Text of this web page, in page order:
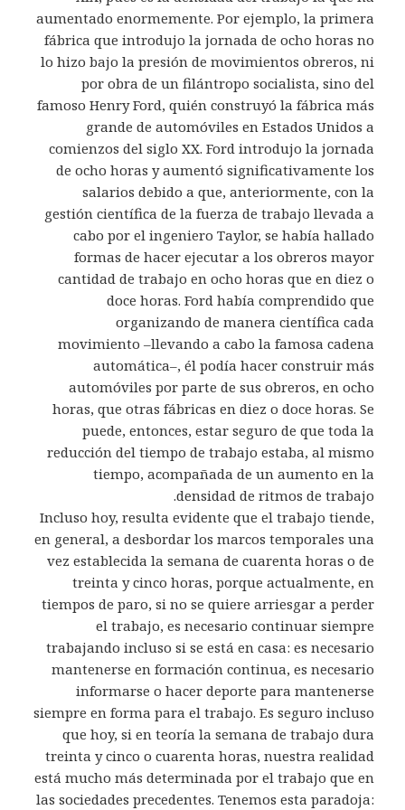
aumentado enormemente. Por ejemplo, la primera
fábrica que introdujo la jornada de ocho horas no
lo hizo bajo la presión de movimientos obreros, ni
por obra de un filántropo socialista, sino del
famoso Henry Ford, quién construyó la fábrica más
grande de automóviles en Estados Unidos a
comienzos del siglo XX. Ford introdujo la jornada
de ocho horas y aumentó significativamente los
salarios debido a que, anteriormente, con la
gestión científica de la fuerza de trabajo llevada a
cabo por el ingeniero Taylor, se había hallado
formas de hacer ejecutar a los obreros mayor
cantidad de trabajo en ocho horas que en diez o
doce horas. Ford había comprendido que
organizando de manera científica cada
movimiento –llevando a cabo la famosa cadena
automática–, él podía hacer construir más
automóviles por parte de sus obreros, en ocho
horas, que otras fábricas en diez o doce horas. Se
puede, entonces, estar seguro de que toda la
reducción del tiempo de trabajo estaba, al mismo
tiempo, acompañada de un aumento en la
densidad de ritmos de trabajo.
Incluso hoy, resulta evidente que el trabajo tiende,
en general, a desbordar los marcos temporales una
vez establecida la semana de cuarenta horas o de
treinta y cinco horas, porque actualmente, en
tiempos de paro, si no se quiere arriesgar a perder
el trabajo, es necesario continuar siempre
trabajando incluso si se está en casa: es necesario
mantenerse en formación continua, es necesario
informarse o hacer deporte para mantenerse
siempre en forma para el trabajo. Es seguro incluso
que hoy, si en teoría la semana de trabajo dura
treinta y cinco o cuarenta horas, nuestra realidad
está mucho más determinada por el trabajo que en
las sociedades precedentes. Tenemos esta paradoja: